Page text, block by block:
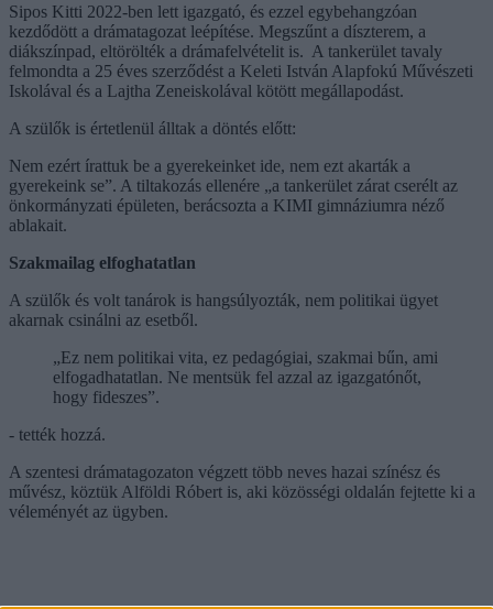
Sipos Kitti 2022-ben lett igazgató, és ezzel egybehangzóan
kezdődött a drámatagozat leépítése. Megszűnt a díszterem, a
diákszínpad, eltörölték a drámafelvételit is. A tankerület tavaly
felmondta a 25 éves szerződést a Keleti István Alapfokú Művészeti
Iskolával és a Lajtha Zeneiskolával kötött megállapodást.
A szülők is értetlenül álltak a döntés előtt:
Nem ezért írattuk be a gyerekeinket ide, nem ezt akarták a
gyerekeink se”. A tiltakozás ellenére „a tankerület zárat cserélt az
önkormányzati épületen, berácsozta a KIMI gimnáziumra néző
ablakait.
Szakmailag elfoghatatlan
A szülők és volt tanárok is hangsúlyozták, nem politikai ügyet
akarnak csinálni az esetből.
„Ez nem politikai vita, ez pedagógiai, szakmai bűn, ami
elfogadhatatlan. Ne mentsük fel azzal az igazgatónőt,
hogy fideszes”.
- tették hozzá.
A szentesi drámatagozaton végzett több neves hazai színész és
művész, köztük Alföldi Róbert is, aki közösségi oldalán fejtette ki a
véleményét az ügyben.